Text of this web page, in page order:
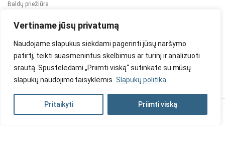
Vertiname jūsų privatumą
Naudojame slapukus siekdami pagerinti jūsų naršymo
patirtį, teikti suasmenintus skelbimus ar turinį ir analizuoti
srautą. Spustelėdami „Priimti viską“ sutinkate su mūsų
slapukų naudojimo taisyklėmis. Slapukų politika
Pritaikyti Priimti viską
Baldų priežiūra
2024 © Visos teisės saugomos. Be TauBaldai.lt sutikimo draudžiama
Asmens duomenų tvarkymas Privatumo politika